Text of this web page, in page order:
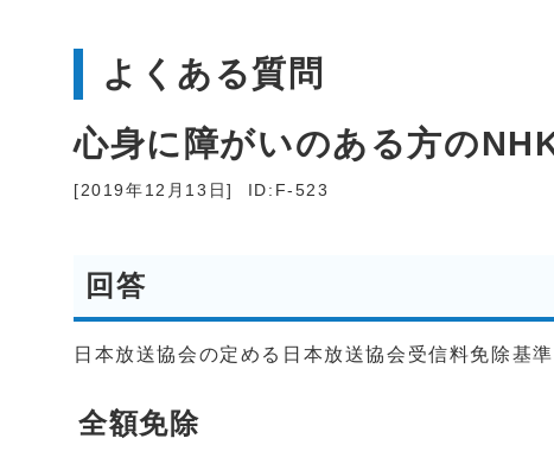
よくある質問
心身に障がいのある方の
[2019年12月13日] ID:F-523
回答
日本放送協会の定める日本放送協会受信料免除基
全額免除